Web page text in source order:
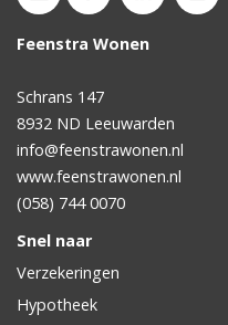
Feenstra Wonen
Schrans 147
8932 ND Leeuwarden
info@feenstrawonen.nl
www.feenstrawonen.nl
(058) 744 0070
Snel naar
Verzekeringen
Hypotheek